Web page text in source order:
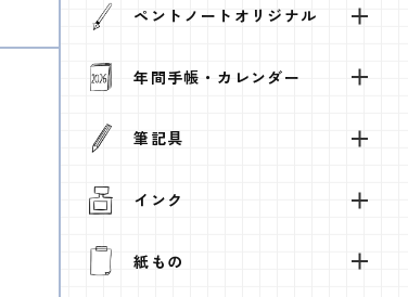
ペントノートオリジナル
年間手帳・カレンダー
筆記具
インク
紙もの